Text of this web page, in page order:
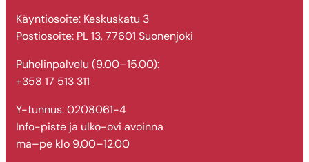
Käyntiosoite: Keskuskatu 3
Postiosoite: PL 13, 77601 Suonenjoki
Puhelinpalvelu (9.00–15.00):
+358 17 513 311
Y-tunnus: 0208061-4
Info-piste ja ulko-ovi avoinna
ma–pe klo 9.00–12.00